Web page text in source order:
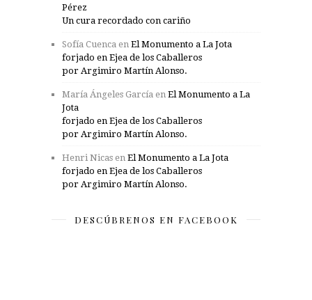
Pérez
Un cura recordado con cariño
Sofía Cuenca en El Monumento a La Jota
forjado en Ejea de los Caballeros
por Argimiro Martín Alonso.
María Ángeles García en El Monumento a La
Jota
forjado en Ejea de los Caballeros
por Argimiro Martín Alonso.
Henri Nicas en El Monumento a La Jota
forjado en Ejea de los Caballeros
por Argimiro Martín Alonso.
DESCÚBRENOS EN FACEBOOK